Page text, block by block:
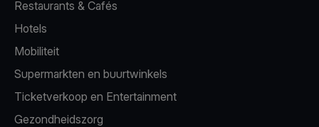
Restaurants & Cafés
Hotels
Mobiliteit
Supermarkten en buurtwinkels
Ticketverkoop en Entertainment
Gezondheidszorg